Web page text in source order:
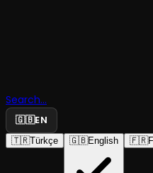
Search...
🇬🇧EN
🇹🇷Türkçe 🇬🇧English 🇫🇷